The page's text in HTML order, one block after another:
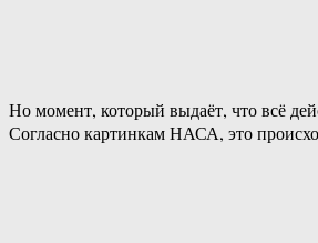
Но момент, который выдаёт, что всё
Согласно картинкам НАСА, это